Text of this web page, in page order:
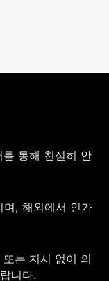
통해 친절히 안
, 해외에서 인가
는 지시 없이 의
니다.